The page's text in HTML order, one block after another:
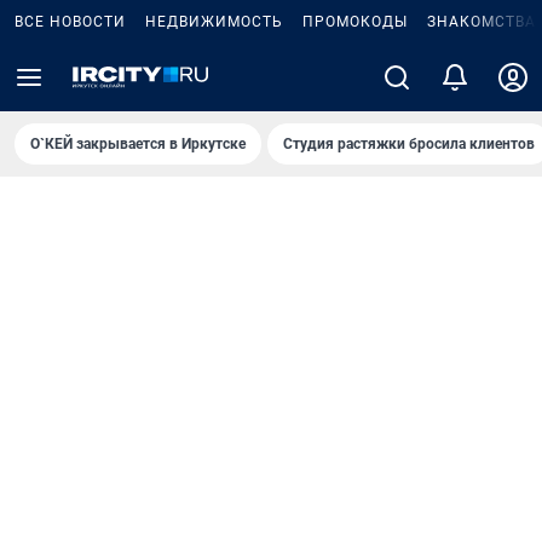
ВСЕ НОВОСТИ НЕДВИЖИМОСТЬ ПРОМОКОДЫ ЗНАКОМСТВА
О`КЕЙ закрывается в Иркутске Студия растяжки бросила клиентов